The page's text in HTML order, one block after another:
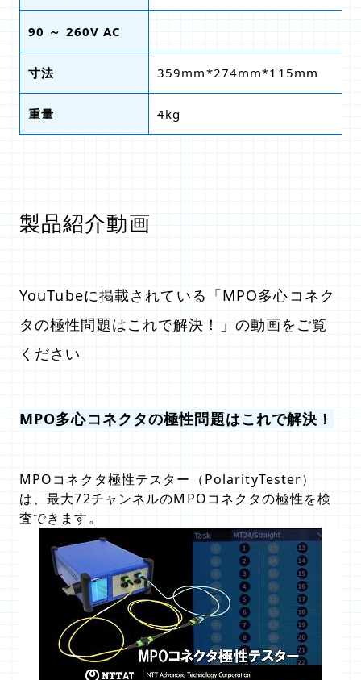
90 ～ 260V AC
寸法 359mm*274mm*115mm
重量 4kg
製品紹介動画
YouTubeに掲載されている「MPO多心コネク
タの極性問題はこれで解決！」の動画をご覧
ください
MPO多心コネクタの極性問題はこれで解決！
MPOコネクタ極性テスター（PolarityTester）
は、最大72チャンネルのMPOコネクタの極性を検
査できます。